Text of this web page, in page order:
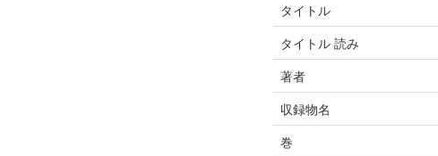
タイトル
タイトル 読み
著者
収録物名
巻